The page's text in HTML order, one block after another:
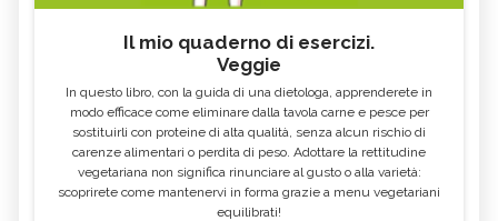
Il mio quaderno di esercizi.
Veggie
In questo libro, con la guida di una dietologa, apprenderete in
modo efficace come eliminare dalla tavola carne e pesce per
sostituirli con proteine di alta qualità, senza alcun rischio di
carenze alimentari o perdita di peso. Adottare la rettitudine
vegetariana non significa rinunciare al gusto o alla varietà:
scoprirete come mantenervi in forma grazie a menu vegetariani
equilibrati!